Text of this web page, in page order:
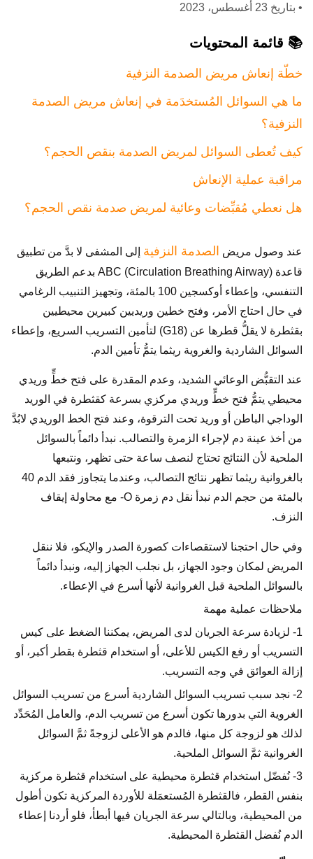
• بتاريخ 23 أغسطس، 2023
📚 قائمة المحتويات
خطّة إنعاش مريض الصدمة النزفية
ما هي السوائل المُستخدَمة في إنعاش مريض الصدمة
النزفية؟
كيف تُعطى السوائل لمريض الصدمة بنقص الحجم؟
مراقبة عملية الإنعاش
هل نعطي مُقبِّضات وعائية لمريض صدمة نقص الحجم؟
عند وصول مريض الصدمة النزفية إلى المشفى لا بدَّ من تطبيق
قاعدة ABC (Circulation Breathing Airway) بدعم الطريق
التنفسي، وإعطاء أوكسجين 100 بالمئة، وتجهيز التنبيب الرغامي
في حال احتاج الأمر، وفتح خطين وريديين كبيرين محيطيين
بقثطرة لا يقلُّ قطرها عن (G18) لتأمين التسريب السريع، وإعطاء
السوائل الشاردية والغروية ريثما يتمُّ تأمين الدم.
عند التقبُّض الوعائي الشديد، وعدم المقدرة على فتح خطٍّ وريدي
محيطي يتمُّ فتح خطٍّ وريدي مركزي بسرعة كقثطرة في الوريد
الوداجي الباطن أو وريد تحت الترقوة، وعند فتح الخط الوريدي لابُدَّ
من أخذ عينة دم لإجراء الزمرة والتصالب. نبدأ دائماً بالسوائل
الملحية لأن النتائج تحتاج لنصف ساعة حتى تظهر، ونتبعها
بالغروانية ريثما تظهر نتائج التصالب، وعندما يتجاوز فقد الدم 40
بالمئة من حجم الدم نبدأ نقل دم زمرة O- مع محاولة إيقاف
النزف.
وفي حال احتجنا لاستقصاءات كصورة الصدر والإيكو، فلا ننقل
المريض لمكان وجود الجهاز، بل نجلب الجهاز إليه، ونبدأ دائماً
بالسوائل الملحية قبل الغروانية لأنها أسرع في الإعطاء.
ملاحظات عملية مهمة
1- لزيادة سرعة الجريان لدى المريض، يمكننا الضغط على كيس
التسريب أو رفع الكيس للأعلى، أو استخدام قثطرة بقطر أكبر، أو
إزالة العوائق في وجه التسريب.
2- نجد سبب تسريب السوائل الشاردية أسرع من تسريب السوائل
الغروية التي بدورها تكون أسرع من تسريب الدم، والعامل المُحَدِّد
لذلك هو لزوجة كل منها، فالدم هو الأعلى لزوجةً ثمَّ السوائل
الغروانية ثمَّ السوائل الملحية.
3- نُفضّل استخدام قثطرة محيطية على استخدام قثطرة مركزية
بنفس القطر، فالقثطرة المُستعمَلة للأوردة المركزية تكون أطول
من المحيطية، وبالتالي سرعة الجريان فيها أبطأ، فلو أردنا إعطاء
الدم نُفضل القثطرة المحيطية.